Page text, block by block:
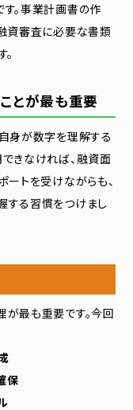
。事業計画書の作
資審査に必要な書類
とが最も重要
身が数字を理解する
きなければ、融資面
ートを受けながらも、
する習慣をつけまし
最も重要です。今回
保